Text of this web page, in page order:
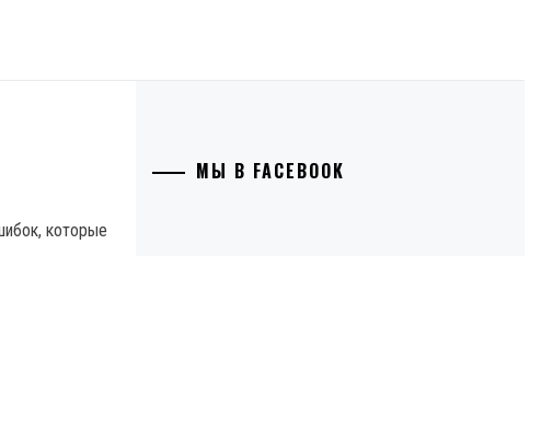
которые
МЫ В FACEBOOK